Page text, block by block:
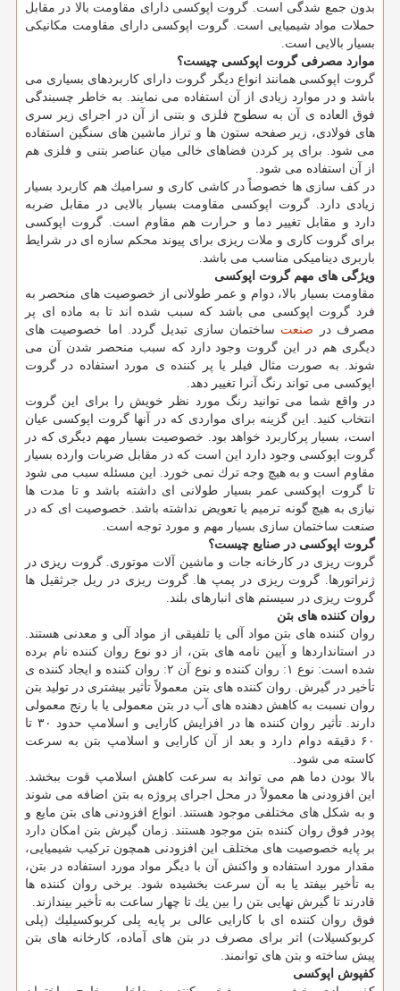
بدون جمع شدگی است. گروت اپوكسی دارای مقاومت بالا در مقابل
حملات مواد شیمیایی است. گروت اپوكسی دارای مقاومت مكانیكی
بسیار بالایی است.
موارد مصرفی گروت اپوكسی چیست؟
گروت اپوكسی همانند انواع دیگر گروت دارای كاربردهای بسیاری می
باشد و در موارد زیادی از آن استفاده می نمایند. به خاطر چسبندگی
فوق العاده ی آن به سطوح فلزی و بتنی از آن در اجرای زیر سری
های فولادی، زیر صفحه ستون ها و تراز ماشین های سنگین استفاده
می شود. برای پر كردن فضاهای خالی میان عناصر بتنی و فلزی هم
از آن استفاده می شود.
در كف سازی ها خصوصاً در كاشی كاری و سرامیك هم كاربرد بسیار
زیادی دارد. گروت اپوكسی مقاومت بسیار بالایی در مقابل ضربه
دارد و مقابل تغییر دما و حرارت هم مقاوم است. گروت اپوكسی
برای گروت كاری و ملات ریزی برای پیوند محكم سازه ای در شرایط
باربری دینامیكی مناسب می باشد.
ویژگی های مهم گروت اپوكسی
مقاومت بسیار بالا، دوام و عمر طولانی از خصوصیت های منحصر به
فرد گروت اپوكسی می باشد كه سبب شده اند تا به ماده ای پر
مصرف در صنعت ساختمان سازی تبدیل گردد. اما خصوصیت های
دیگری هم در این گروت وجود دارد كه سبب منحصر شدن آن می
شوند. به صورت مثال فیلر یا پر كننده ی مورد استفاده در گروت
اپوكسی می تواند رنگ آنرا تغییر دهد.
در واقع شما می توانید رنگ مورد نظر خویش را برای این گروت
انتخاب كنید. این گزینه برای مواردی كه در آنها گروت اپوكسی عیان
است، بسیار پركاربرد خواهد بود. خصوصیت بسیار مهم دیگری كه در
گروت اپوكسی وجود دارد این است كه در مقابل ضربات وارده بسیار
مقاوم است و به هیچ وجه ترك نمی خورد. این مسئله سبب می شود
تا گروت اپوكسی عمر بسیار طولانی ای داشته باشد و تا مدت ها
نیازی به هیچ گونه ترمیم یا تعویض نداشته باشد. خصوصیت ای كه در
صنعت ساختمان سازی بسیار مهم و مورد توجه است.
گروت اپوكسی در صنایع چیست؟
گروت ریزی در كارخانه جات و ماشین آلات موتوری. گروت ریزی در
ژنراتورها. گروت ریزی در پمپ ها. گروت ریزی در ریل جرثقیل ها
گروت ریزی در سیستم های انبارهای بلند.
روان كننده های بتن
روان كننده های بتن مواد آلی یا تلفیقی از مواد آلی و معدنی هستند.
در استانداردها و آیین نامه های بتن، از دو نوع روان كننده نام برده
شده است: نوع ۱: روان كننده و نوع آن ۲: روان كننده و ایجاد كننده ی
تأخیر در گیرش. روان كننده های بتن معمولاً تأثیر بیشتری در تولید بتن
روان نسبت به كاهش دهنده های آب در بتن معمولی یا با رنج معمولی
دارند. تأثیر روان كننده ها در افزایش كارایی و اسلامپ حدود ۳۰ تا
۶۰ دقیقه دوام دارد و بعد از آن كارایی و اسلامپ بتن به سرعت
كاسته می شود.
بالا بودن دما هم می تواند به سرعت كاهش اسلامپ قوت ببخشد.
این افزودنی ها معمولاً در محل اجرای پروژه به بتن اضافه می شوند
و به شكل های مختلفی موجود هستند. انواع افزودنی های بتن مایع و
پودر فوق روان كننده بتن موجود هستند. زمان گیرش بتن امكان دارد
بر پایه خصوصیت های مختلف این افزودنی همچون تركیب شیمیایی،
مقدار مورد استفاده و واكنش آن با دیگر مواد مورد استفاده در بتن،
به تأخیر بیفتد یا به آن سرعت بخشیده شود. برخی روان كننده ها
قادرند تا گیرش نهایی بتن را بین یك تا چهار ساعت به تأخیر بیندازند.
فوق روان كننده ای با كارایی عالی بر پایه پلی كربوكسیلیك (پلی
كربوكسیلات) اتر برای مصرف در بتن های آماده، كارخانه های بتن
پیش ساخته و بتن های توانمند.
كفپوش اپوكسی